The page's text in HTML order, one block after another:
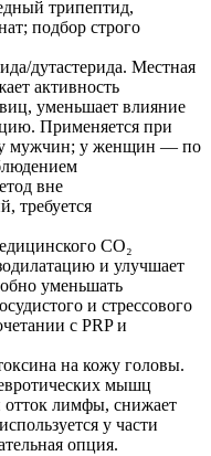
трипептид,
подбор строго
дутастерида. Местная
активность
уменьшает влияние
Применяется при
у мужчин; у женщин — по
вне
требуется
CO₂
и улучшает
уменьшать
и стрессового
с PRP и
на кожу головы.
мышц
лимфы, снижает
у части
опция.